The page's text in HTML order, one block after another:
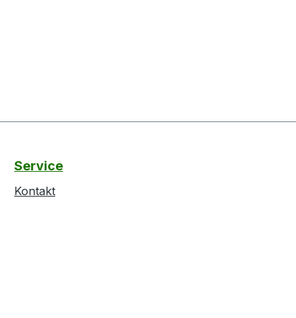
Service
Kontakt